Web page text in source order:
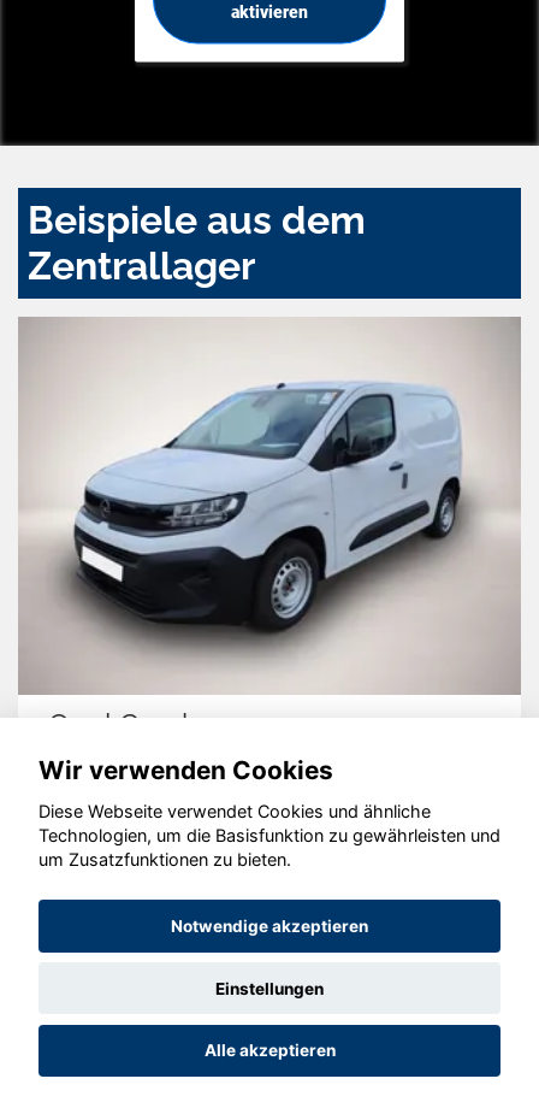
aktivieren
Beispiele aus dem
Zentrallager
Opel Combo
© konjunkturmotor.de GmbH 2020 - 2026
Wir verwenden Cookies
Diese Webseite verwendet Cookies und ähnliche
Technologien, um die Basisfunktion zu gewährleisten und
um Zusatzfunktionen zu bieten.
Notwendige akzeptieren
Einstellungen
Alle akzeptieren